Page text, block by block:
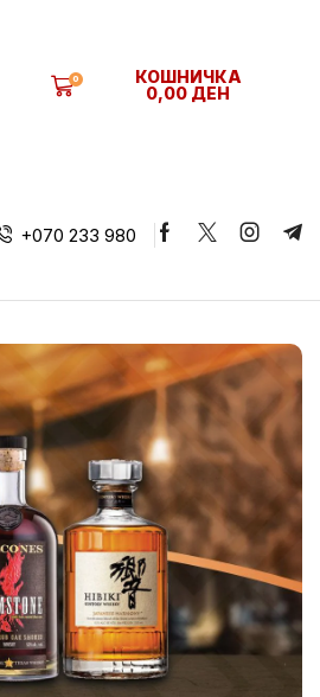
0
КОШНИЧКА
0,00ДЕН
+070 233 980